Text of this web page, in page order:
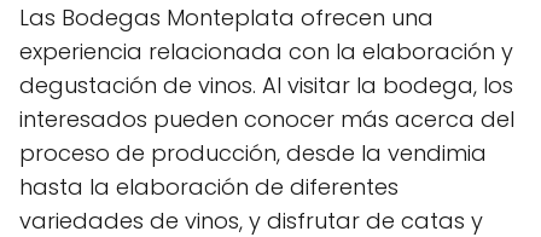
Las Bodegas Monteplata ofrecen una
experiencia relacionada con la elaboración y
degustación de vinos. Al visitar la bodega, los
interesados pueden conocer más acerca del
proceso de producción, desde la vendimia
hasta la elaboración de diferentes
variedades de vinos, y disfrutar de catas y